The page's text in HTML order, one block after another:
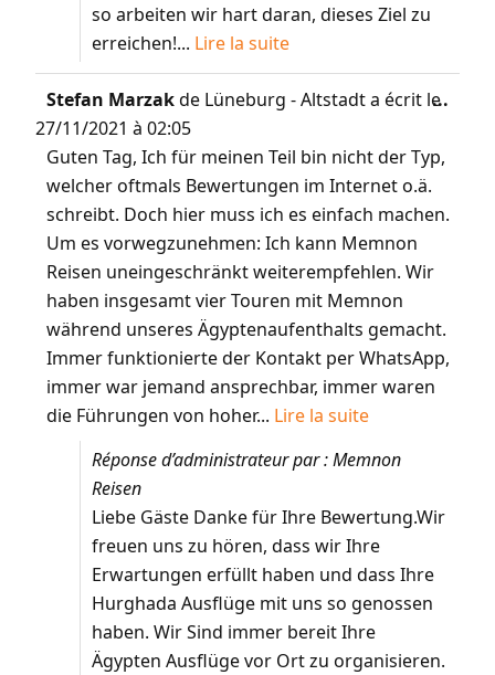
so arbeiten wir hart daran, dieses Ziel zu
erreichen!... Lire la suite
Stefan Marzakde Lüneburg - Altstadt a écrit le
27/11/2021 à 02:05
Guten Tag, Ich für meinen Teil bin nicht der Typ,
welcher oftmals Bewertungen im Internet o.ä.
schreibt. Doch hier muss ich es einfach machen.
Um es vorwegzunehmen: Ich kann Memnon
Reisen uneingeschränkt weiterempfehlen. Wir
haben insgesamt vier Touren mit Memnon
während unseres Ägyptenaufenthalts gemacht.
Immer funktionierte der Kontakt per WhatsApp,
immer war jemand ansprechbar, immer waren
die Führungen von hoher... Lire la suite
Réponse d’administrateur par : Memnon
Reisen
Liebe Gäste Danke für Ihre Bewertung.Wir
freuen uns zu hören, dass wir Ihre
Erwartungen erfüllt haben und dass Ihre
Hurghada Ausflüge mit uns so genossen
haben. Wir Sind immer bereit Ihre
Ägypten Ausflüge vor Ort zu organisieren.
...